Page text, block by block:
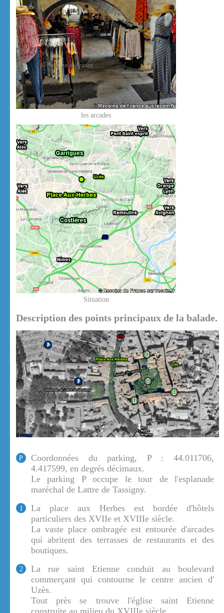
les arcades
Situation
Description des points principaux de la balade.
P
Coordonnées du parking, P : 44.011706,
4.417599, en degrés décimaux.
Le parking P occupe le tour de l'esplanade
maréchal de Lattre de Tassigny.
1
La place aux Herbes est bordée d'hôtels
particuliers des XVIIe et XVIIIe siècle.
La vaste place ombragée est entourée d'arcades
qui abritent des terrasses de restaurants et des
boutiques.
2
La rue saint Etienne conduit au boulevard
commerçant qui contourne le centre ancien d'
Uzès.
Tout près se trouve l'église saint Etienne